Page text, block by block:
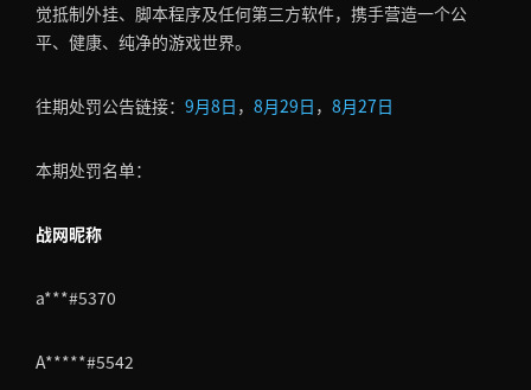
觉抵制外挂、脚本程序及任何第三方软件，携手营造一个公
平、健康、纯净的游戏世界。
往期处罚公告链接： 9月8日 ， 8月29日 ， 8月27日
本期处罚名单：
战网昵称
a***#5370
A*****#5542